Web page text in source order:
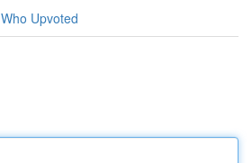
Who Upvoted